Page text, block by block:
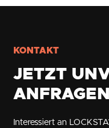
KONTAKT
JETZT
ANFRAGEN
Interessiert an